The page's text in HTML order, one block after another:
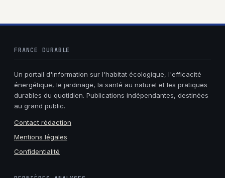
FRANCE DURABLE
Un portail d'information sur l'habitat écologique, l'efficacité
énergétique, le jardinage, la santé au naturel et les pratiques
durables du quotidien. Publications indépendantes, destinées
au grand public.
Contact rédaction
Mentions légales
Confidentialité